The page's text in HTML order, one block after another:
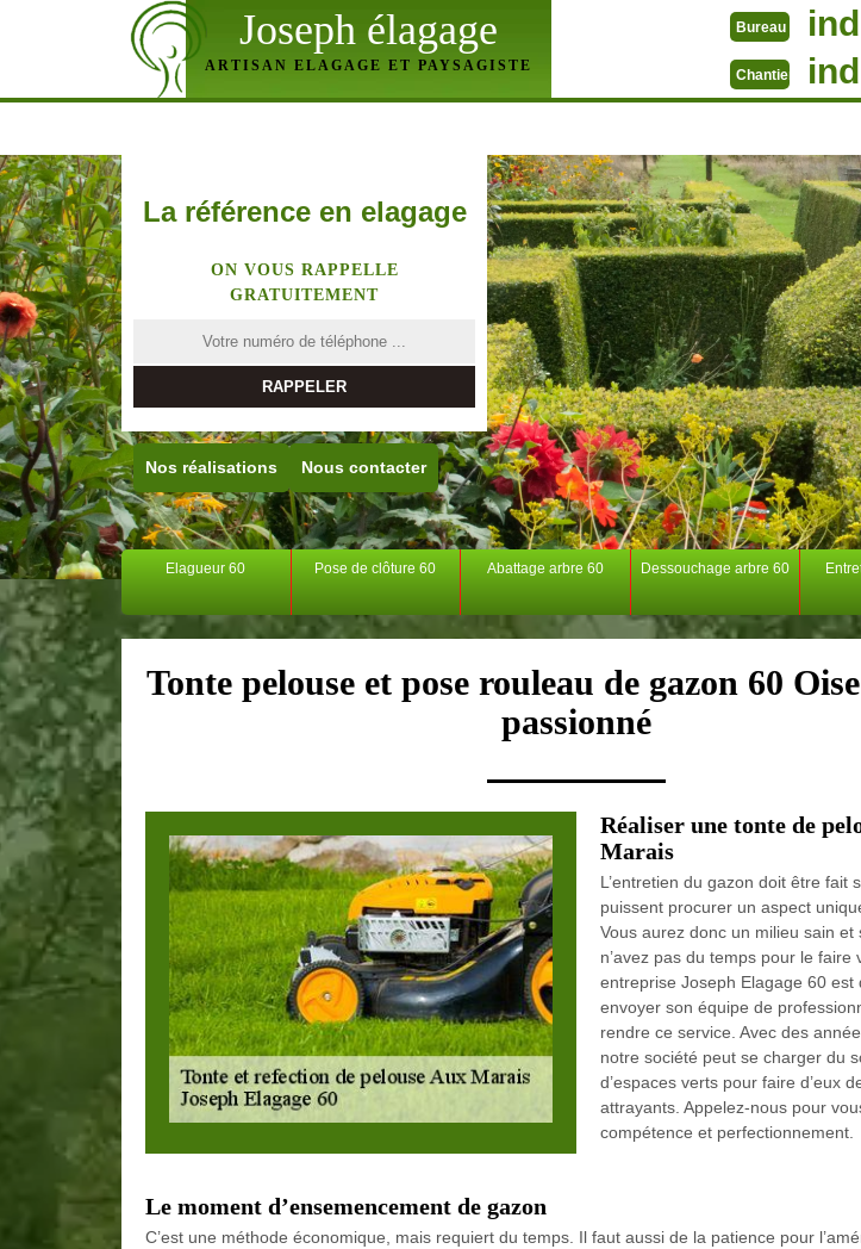
Joseph élagage
ARTISAN ELAGAGE ET PAYSAGISTE
Bureau
Chantier
La référence en elagage
ON VOUS RAPPELLE
GRATUITEMENT
Nos réalisations Nous contacter
Elagueur 60 Pose de clôture 60 Abattage arbre 60 Dessouchage arbre 60
Tonte pelouse et pose rouleau de gazon 60
passionné
Réaliser une tonte de
Marais
L’entretien du gazon doit être fait
puissent procurer un aspect
Vous aurez donc un milieu sain et
n’avez pas du temps pour le faire
entreprise Joseph Elagage 60 est
envoyer son équipe de
rendre ce service. Avec des
notre société peut se charger du
d’espaces verts pour faire d’eux
attrayants. Appelez-nous pour
compétence et perfectionnement.
Le moment d’ensemencement de gazon
C’est une méthode économique, mais requiert du temps. Il faut aussi de la patience pour